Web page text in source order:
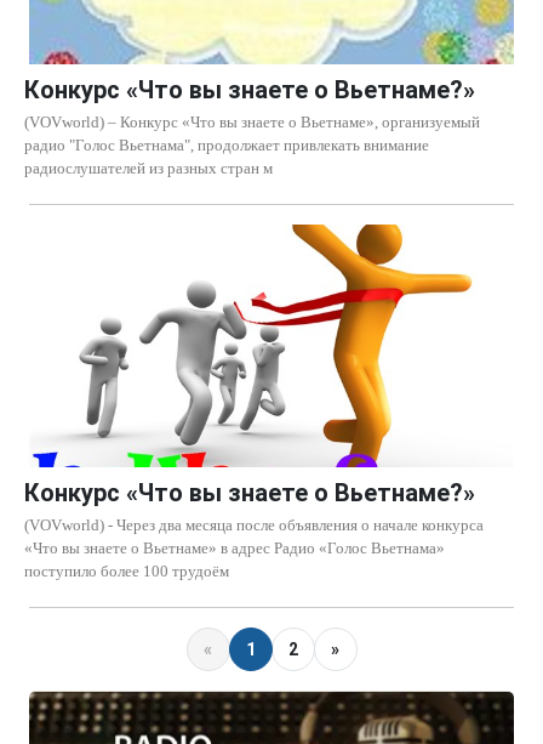
Конкурс «Что вы знаете о Вьетнаме?»
(VOVworld) – Конкурс «Что вы знаете о Вьетнаме», организуемый
радио "Голос Вьетнама", продолжает привлекать внимание
радиослушателей из разных стран м
Конкурс «Что вы знаете о Вьетнаме?»
(VOVworld) - Через два месяца после объявления о начале конкурса
«Что вы знаете о Вьетнаме» в адрес Радио «Голос Вьетнама»
поступило более 100 трудоём
« 1 2 »